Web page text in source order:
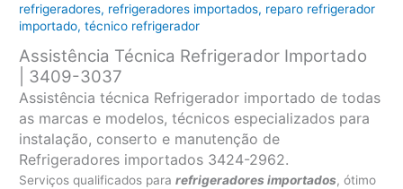
refrigeradores, refrigeradores importados, reparo refrigerador
importado,técnico refrigerador
Assistência Técnica Refrigerador Importado
| 3409-3037
Assistência técnica Refrigerador importado de todas
as marcas e modelos, técnicos especializados para
instalação, conserto e manutenção de
Refrigeradores importados 3424-2962.
Serviços qualificados pararefrigeradores importados, ótimo